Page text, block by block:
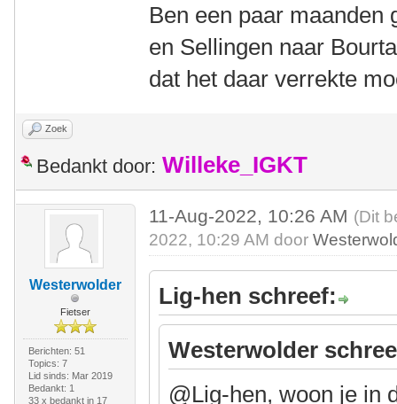
Ben een paar maanden
en Sellingen naar
dat het daar verrekte
Zoek
Bedankt door: Willeke_IGKT
Westerwolder
Fietser
Berichten: 51
Topics: 7
Lid sinds: Mar 2019
Bedankt: 1
33 x bedankt in 17
11-Aug-2022, 10:26 AM (Dit
2022, 10:29 AM door
Lig-hen schreef:
Westerwolder
@Lig-hen, woon je in